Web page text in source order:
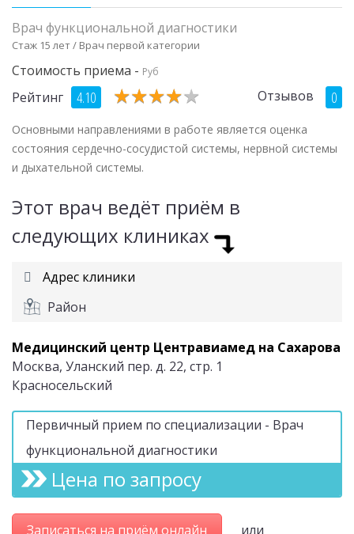
Врач функциональной диагностики
Стаж 15 лет / Врач первой категории
Стоимость приема - Руб
Рейтинг 4.10 ★★★★★
★★★★★ Отзывов 0
Основными направлениями в работе является оценка
состояния сердечно-сосудистой системы, нервной системы
и дыхательной системы.
Этот врач ведёт приём в
следующих клиниках
Адрес клиники
Район
Медицинский центр Центравиамед на Сахарова
Москва, Уланский пер. д. 22, стр. 1
Красносельский
Первичный прием по специализации - Врач
функциональной диагностики
Цена по запросу
Записаться на приём онлайн
или